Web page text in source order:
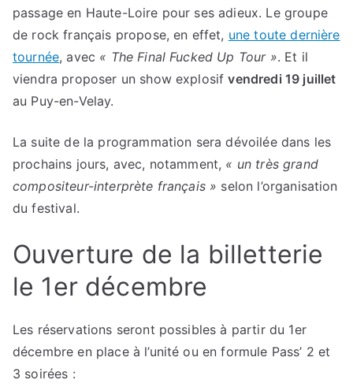
passage en Haute-Loire pour ses adieux. Le groupe
de rock français propose, en effet, une toute dernière
tournée, avec « The Final Fucked Up Tour ». Et il
viendra proposer un show explosifvendredi 19 juillet
au Puy-en-Velay.
La suite de la programmation sera dévoilée dans les
prochains jours, avec, notamment, « un très grand
compositeur-interprète français » selon l’organisation
du festival.
Ouverture de la billetterie
le 1er décembre
Les réservations seront possibles à partir du 1er
décembre en place à l’unité ou en formule Pass’ 2 et
3 soirées :